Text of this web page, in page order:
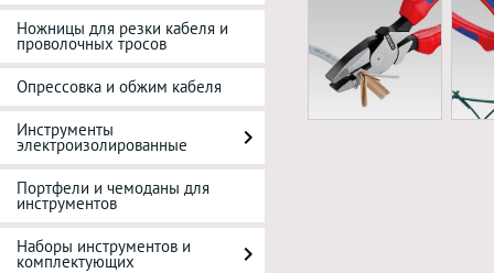
Ножницы для резки кабеля и
проволочных тросов
Опрессовка и обжим кабеля
Инструменты
электроизолированные
Портфели и чемоданы для
инструментов
Наборы инструментов и
комплектующих